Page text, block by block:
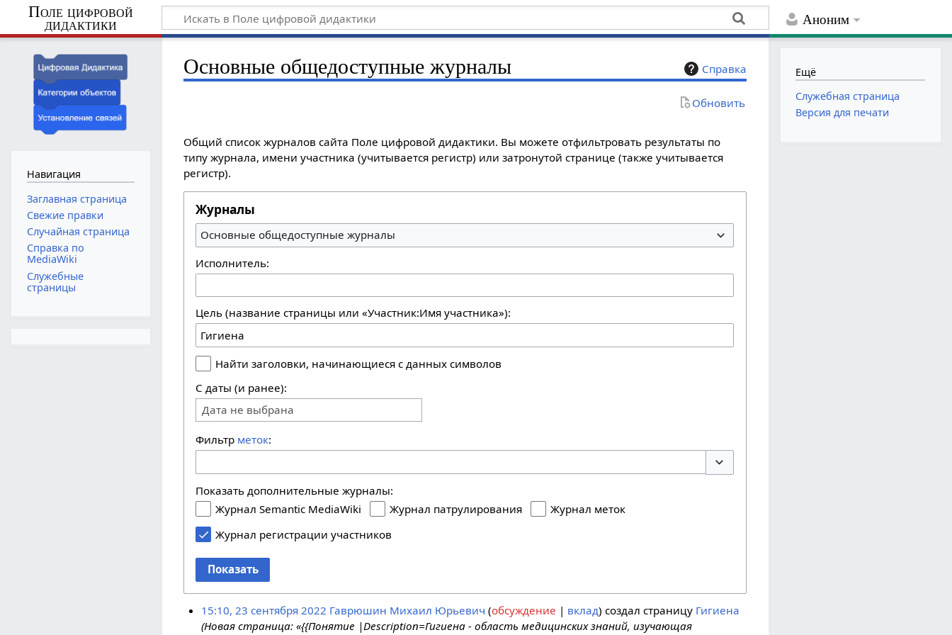
Аноним
Поле цифровой
дидактики
Справка
Основные общедоступные журналы
Обновить
Общий список журналов сайта Поле цифровой дидактики. Вы можете отфильтровать результаты по
типу журнала, имени участника (учитывается регистр) или затронутой странице (также учитывается
регистр).
Журналы
Основные общедоступные журналы
Исполнитель:
Цель (название страницы или «Участник:Имя участника»):
Найти заголовки, начинающиеся с данных символов
С даты (и ранее):
Дата не выбрана
Фильтр меток:
Показать дополнительные журналы:
Журнал Semantic MediaWiki
Журнал патрулирования
Журнал меток
Журнал регистрации участников
Показать
15:10, 23 сентября 2022 Гаврюшин Михаил Юрьевич обсуждение вклад создал страницу Гигиена
(Новая страница: «{{Понятие |Description=Гигиена - область медицинских знаний, изучающая
Навигация
Заглавная страница
Свежие правки
Случайная страница
Справка по
MediaWiki
Служебные
страницы
Ещё
Служебная страница
Версия для печати